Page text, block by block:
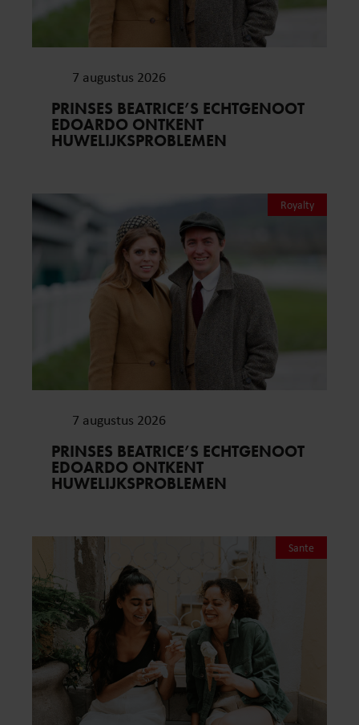
7 augustus 2026
PRINSES BEATRICE’S ECHTGENOOT
EDOARDO ONTKENT
HUWELIJKSPROBLEMEN
Royalty
7 augustus 2026
PRINSES BEATRICE’S ECHTGENOOT
EDOARDO ONTKENT
HUWELIJKSPROBLEMEN
Sante